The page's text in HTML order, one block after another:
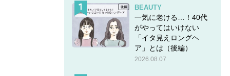
BEAUTY
一気に老ける…！40代
がやってはいけない
「イタ見えロングヘ
ア」とは（後編）
2026.08.07